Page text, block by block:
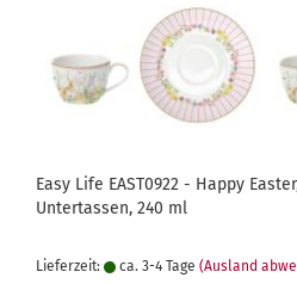
Easy Life EAST0922 - Happy
Untertassen, 240 ml
Lieferzeit: ca. 3-4 Tage (Ausland